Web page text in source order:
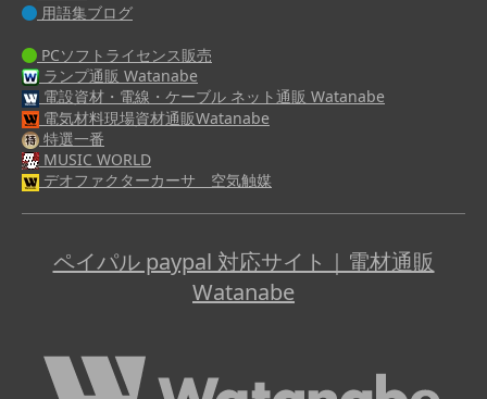
用語集ブログ
PCソフトライセンス販売
ランプ通販 Watanabe
電設資材・電線・ケーブル ネット通販 Watanabe
電気材料現場資材通販Watanabe
特選一番
MUSIC WORLD
デオファクターカーサ 空気触媒
ペイパル paypal 対応サイト｜電材通販
Watanabe